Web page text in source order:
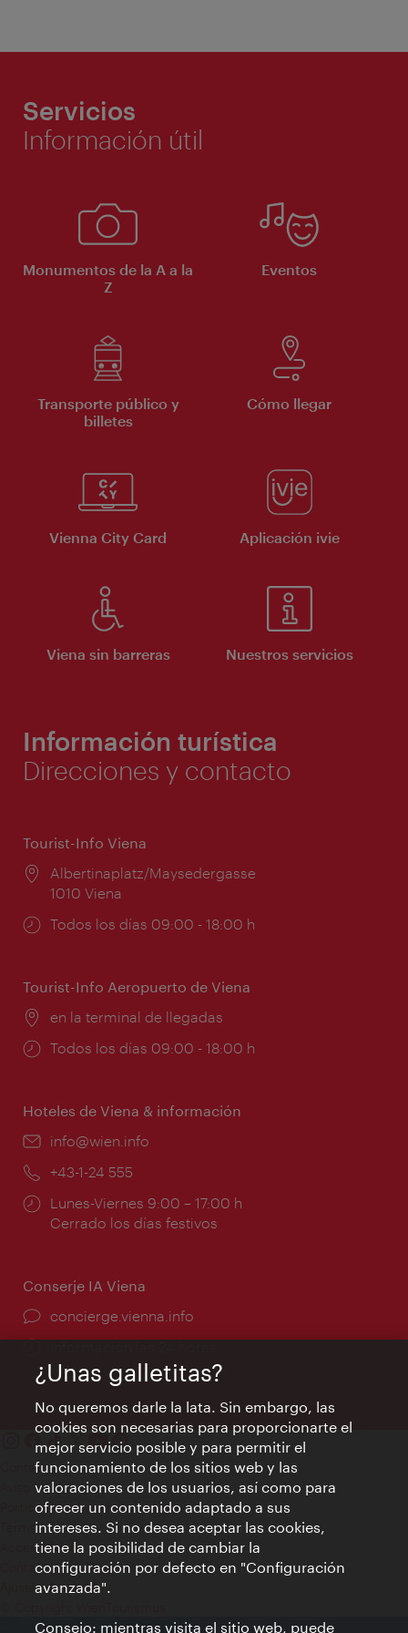
Servicios
Información útil
Monumentos de la A a la
Z
Eventos
Transporte público y
billetes
Cómo llegar
Vienna City Card Aplicación ivie
Viena sin barreras Nuestros servicios
Información turística
Direcciones y contacto
Tourist-Info Viena
Lugar:
Albertinaplatz/Maysedergasse
1010 Viena
Horarios
Todos los días 09:00 - 18:00 h
Tourist-Info Aeropuerto de Viena
Lugar:
en la terminal de llegadas
Horarios
Todos los días 09:00 - 18:00 h
Hoteles de Viena & información
e-
info@wien.info
Teléfono:
+43-1-24 555
Horarios
de
Lunes-Viernes 9:00 – 17:00 h
Cerrado los días festivos
Conserje IA Viena
concierge.vienna.info
Contacto
Aviso legal
Política de privacidad de datos
Terms of Use
Accesibilidad
Contacto para la prensa
Ajustes de cookie
¿Unas galletitas?
No queremos darle la lata. Sin embargo, las
cookies son necesarias para proporcionarte el
mejor servicio posible y para permitir el
funcionamiento de los sitios web y las
valoraciones de los usuarios, así como para
ofrecer un contenido adaptado a sus
intereses. Si no desea aceptar las cookies,
tiene la posibilidad de cambiar la
configuración por defecto en "Configuración
avanzada".
Consejo: mientras visita el sitio web, puede